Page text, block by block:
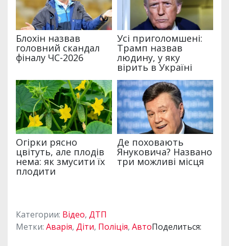
Категории: Відео, ДТП
Метки: Аварія, Діти, Поліція, АвтоПоделиться: